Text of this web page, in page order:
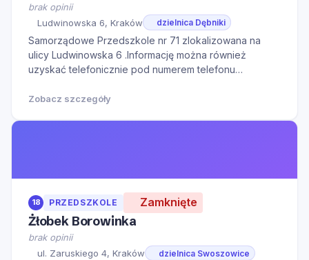
brak opinii
Ludwinowska 6, Kraków
dzielnica Dębniki
Samorządowe Przedszkole nr 71 zlokalizowana na
ulicy Ludwinowska 6 .Informację można również
uzyskać telefonicznie pod numerem telefonu
godzinach otwarcia oraz na Naszą stronę internetową
Zobacz szczegóły
18 PRZEDSZKOLE Zamknięte
Żłobek Borowinka
brak opinii
ul. Zaruskiego 4, Kraków
dzielnica Swoszowice